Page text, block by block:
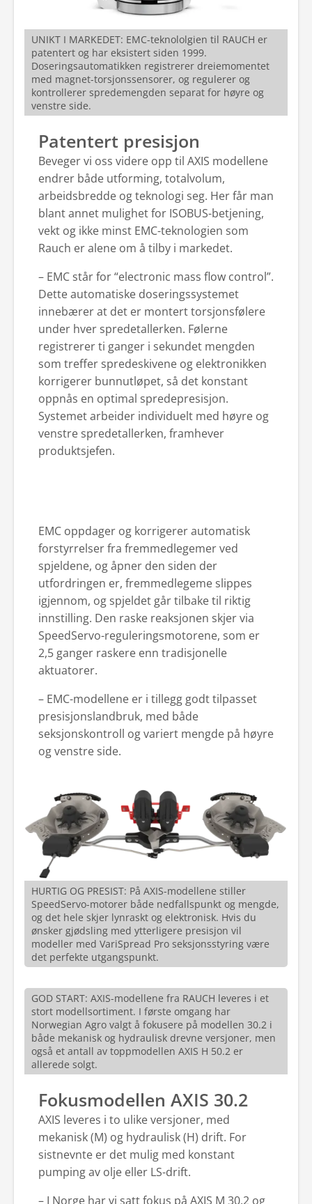
Patentert presisjon
Beveger vi oss videre opp til AXIS modellene
endrer både utforming, totalvolum,
arbeidsbredde og teknologi seg. Her får man
blant annet mulighet for ISOBUS-betjening,
vekt og ikke minst EMC-teknologien som
Rauch er alene om å tilby i markedet.
– EMC står for “electronic mass flow control”.
Dette automatiske doseringssystemet
innebærer at det er montert torsjonsfølere
under hver spredetallerken. Følerne
registrerer ti ganger i sekundet mengden
som treffer spredeskivene og elektronikken
korrigerer bunnutløpet, så det konstant
oppnås en optimal spredepresisjon.
Systemet arbeider individuelt med høyre og
venstre spredetallerken, framhever
produktsjefen.
UNIKT I MARKEDET: EMC-teknololgien til RAUCH er
patentert og har eksistert siden 1999.
Doseringsautomatikken registrerer dreiemomentet
med magnet-torsjonssensorer, og regulerer og
kontrollerer spredemengden separat for høyre og
venstre side.
EMC oppdager og korrigerer automatisk
forstyrrelser fra fremmedlegemer ved
spjeldene, og åpner den siden der
utfordringen er, fremmedlegeme slippes
igjennom, og spjeldet går tilbake til riktig
innstilling. Den raske reaksjonen skjer via
SpeedServo-reguleringsmotorene, som er
2,5 ganger raskere enn tradisjonelle
aktuatorer.
– EMC-modellene er i tillegg godt tilpasset
presisjonslandbruk, med både
seksjonskontroll og variert mengde på høyre
og venstre side.
HURTIG OG PRESIST: På AXIS-modellene stiller
SpeedServo-motorer både nedfallspunkt og mengde,
og det hele skjer lynraskt og elektronisk. Hvis du
ønsker gjødsling med ytterligere presisjon vil
modeller med VariSpread Pro seksjonsstyring være
det perfekte utgangspunkt.
Fokusmodellen AXIS 30.2
AXIS leveres i to ulike versjoner, med
mekanisk (M) og hydraulisk (H) drift. For
sistnevnte er det mulig med konstant
pumping av olje eller LS-drift.
– I Norge har vi satt fokus på AXIS M 30.2 og
GOD START: AXIS-modellene fra RAUCH leveres i et
stort modellsortiment. I første omgang har
Norwegian Agro valgt å fokusere på modellen 30.2 i
både mekanisk og hydraulisk drevne versjoner, men
også et antall av toppmodellen AXIS H 50.2 er
allerede solgt.